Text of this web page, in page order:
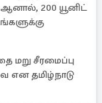
ஆனால், 200 யூனிட்
மறு சீரமைப்பு
என தமிழ்நாடு